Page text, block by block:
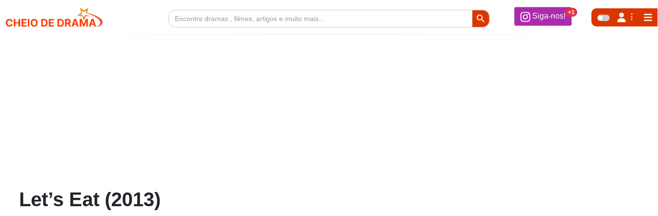
Search
for:
Search Button
Siga-nos! +1
Let’s Eat (2013)